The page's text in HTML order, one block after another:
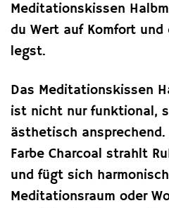
Meditationskissen
du Wert auf Komfort
legst.
Das Meditationskissen
ist nicht nur funktional,
ästhetisch
Farbe Charcoal strahlt
und fügt sich
Meditationsraum oder